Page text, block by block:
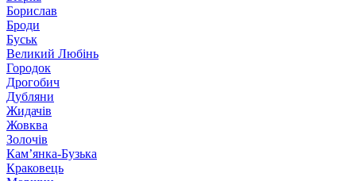
Борислав
Броди
Буськ
Великий Любінь
Городок
Дрогобич
Дубляни
Жидачів
Жовква
Золочів
Кам’янка-Бузька
Краковець